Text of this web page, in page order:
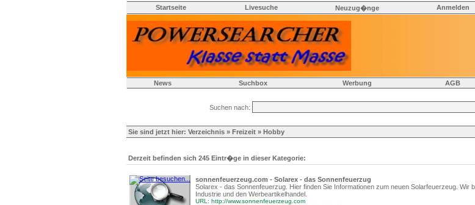
Startseite Livesuche Neuzug�nge Anmelden
News Suchbox Werbung AGB
Suchen nach:
Sie sind jetzt hier: Verzeichnis » Freizeit » Hobby
Derzeit befinden sich 245 Eintr�ge in dieser Kategorie:
sonnenfeuerzeug.com - Solarex - das Sonnenfeuerzug
Solarex - das Sonnenfeuerzug. Hier finden Sie Informationen zum neuen Solarfeuerzeug. Wir
Industrie und den Werbeartikelhandel.
URL: http://www.sonnenfeuerzeug.com